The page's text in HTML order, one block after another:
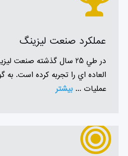
عملکرد صنعت لیزینگ
در طي 25 سال گذشته صنعت
العاده اي را تجربه كرده است. به
عمليات ...بیشتر